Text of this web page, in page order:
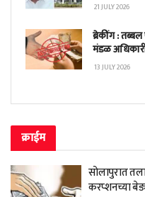
21 JULY 2026
ब्रेकींग :
मंडळ
13 JULY 2026
क्राईम
सोलापुरात
करप्शनच्या